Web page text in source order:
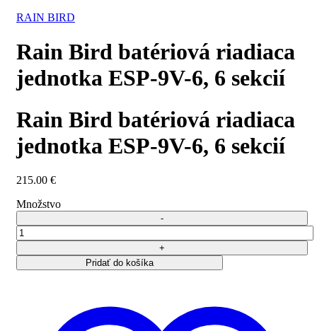
RAIN BIRD
Rain Bird batériová riadiaca
jednotka ESP-9V-6, 6 sekcií
Rain Bird batériová riadiaca
jednotka ESP-9V-6, 6 sekcií
215.00 €
Množstvo
množstvo
Rain
Bird
batériová
Pridať do košíka